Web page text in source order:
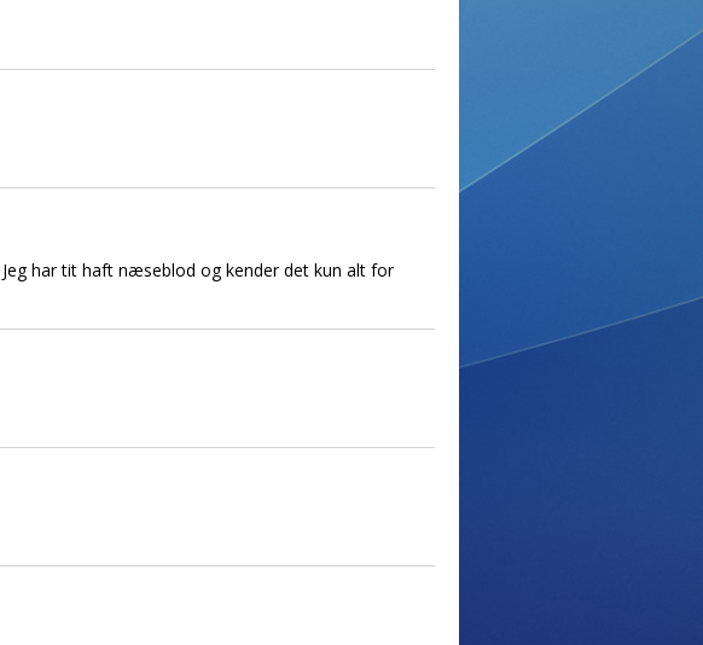
har tit haft næseblod og kender det kun alt for